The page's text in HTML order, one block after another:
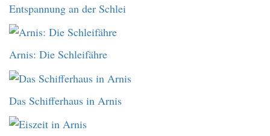
Entspannung an der Schlei
Arnis: Die Schleifähre
Das Schifferhaus in Arnis